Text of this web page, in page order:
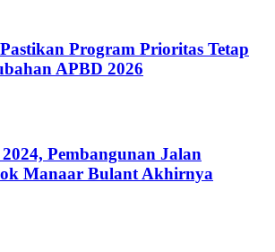
Program Prioritas Tetap
APBD 2026
Pembangunan Jalan
Manaar Bulant Akhirnya